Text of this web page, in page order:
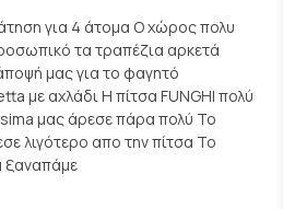
για 4 άτομα Ο χώρος πολυ
τα τραπέζια αρκετά
μας για το φαγητό
με αχλάδι Η πίτσα FUNGHI πολύ
μας άρεσε πάρα πολύ Το
λιγότερο απο την πίτσα Το
ξαναπάμε